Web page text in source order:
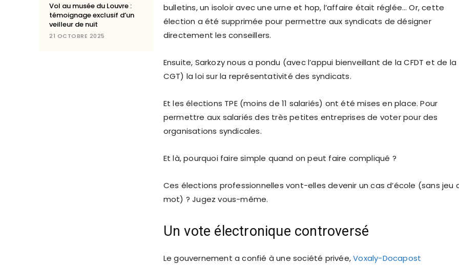
Vol au musée du Louvre :
témoignage exclusif d’un
veilleur de nuit
21 OCTOBRE 2025
bulletins, un isoloir avec une urne et hop, l’affaire était réglée… Or, cette
élection a été supprimée pour permettre aux syndicats de désigner
directement les conseillers.
Ensuite, Sarkozy nous a pondu (avec l’appui bienveillant de la CFDT et de la
CGT) la loi sur la représentativité des syndicats.
Et les élections TPE (moins de 11 salariés) ont été mises en place. Pour
permettre aux salariés des très petites entreprises de voter pour des
organisations syndicales.
Et là, pourquoi faire simple quand on peut faire compliqué ?
Ces élections professionnelles vont-elles devenir un cas d’école (sans jeu
mot) ? Jugez vous-même.
Un vote électronique controversé
Le gouvernement a confié à une société privée,Voxaly-Docapost